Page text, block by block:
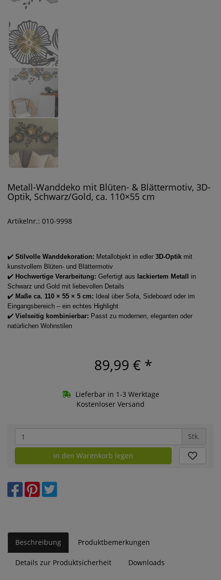
Metall-Wanddeko mit Blüten- & Blättermotiv, 3D-
Optik, Schwarz/Gold, ca. 110×55 cm
Artikelnr.: 010-9998
✔️ Stilvolle Wanddekoration: Metallobjekt in edler 3D-Optik mit
kunstvollem Blüten- und Blättermotiv
✔️ Hochwertige Verarbeitung: Gefertigt aus lackiertem Metall
in
Schwarz und Gold mit liebevollen Details
✔️ Maße ca. 110 × 55 × 5 cm: Ideal über Sofa, Sideboard oder im
Eingangsbereich – ein echtes Highlight
✔️ Vielseitig kombinierbar: Passt zu modernen, eleganten oder
natürlichen Wohnstilen
89,99 € *
Lieferbar in 1-3 Werktage
Kostenloser Versand
Stk.
in den Warenkorb legen
Beschreibung Produktbemerkungen
Details zur Produktsicherheit Downloads